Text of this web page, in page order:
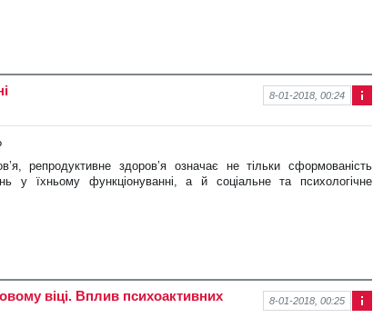
ор
про
нов
8-01-2018, 00:24
репродуктивне здоров’я означає не тільки сформованість
у їхньому функціонуванні, а й соціальне та психологічне
8-01-2018, 00:25
віці. Вплив психоактивних